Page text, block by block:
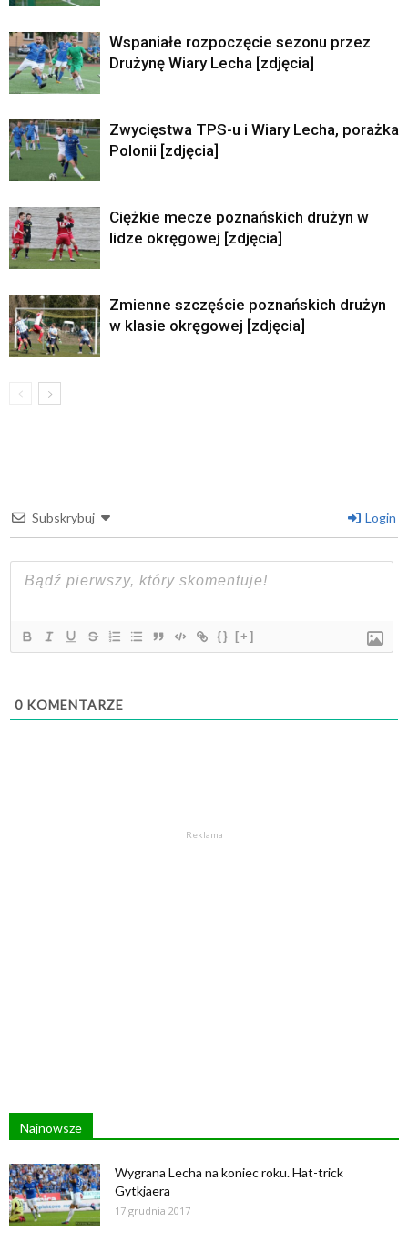
Wspaniałe rozpoczęcie sezonu przez
Drużynę Wiary Lecha [zdjęcia]
Zwycięstwa TPS-u i Wiary Lecha, porażka
Polonii [zdjęcia]
Ciężkie mecze poznańskich drużyn w
lidze okręgowej [zdjęcia]
Zmienne szczęście poznańskich drużyn
w klasie okręgowej [zdjęcia]
Subskrybuj Login
{} [+]
0 KOMENTARZE
Reklama
Najnowsze
Wygrana Lecha na koniec roku. Hat-trick
Gytkjaera
17 grudnia 2017